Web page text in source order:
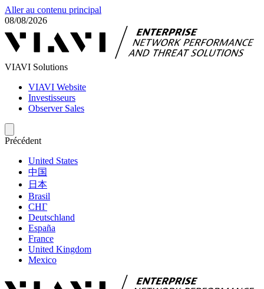
Aller au contenu principal
08/08/2026
VIAVI Solutions
VIAVI Website
Investisseurs
Observer Sales
Précédent
United States
中国
日本
Brasil
СНГ
Deutschland
España
France
United Kingdom
Mexico